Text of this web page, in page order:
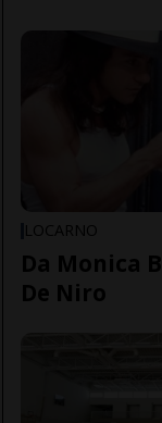
LOCARNO
Da Monica
De Niro